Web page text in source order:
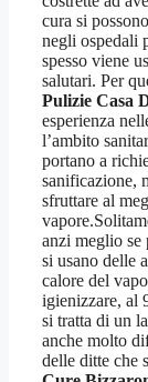
cura si
negli ospedali
spesso viene
salutari. Per
Pulizie Casa
esperienza
l’ambito
portano a
sanificazione,
sfruttare al
anzi meglio se
si usano delle
calore del
igienizzare, al
si tratta di un
anche molto
delle ditte che